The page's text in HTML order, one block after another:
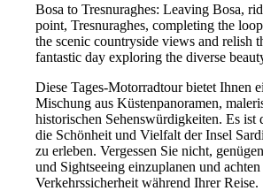
Bosa to Tresnuraghes: Leaving Bosa,
point, Tresnuraghes, completing the
the scenic countryside views and relish
fantastic day exploring the diverse
Diese Tages-Motorradtour bietet Ihnen
Mischung aus Küstenpanoramen,
historischen Sehenswürdigkeiten. Es ist
die Schönheit und Vielfalt der Insel
zu erleben. Vergessen Sie nicht,
und Sightseeing einzuplanen und
Verkehrssicherheit während Ihrer Reise.